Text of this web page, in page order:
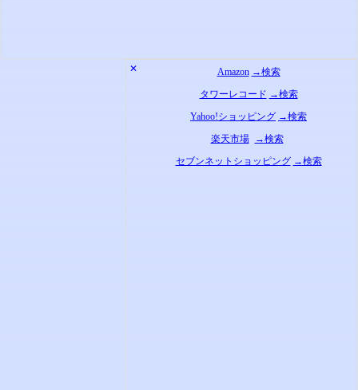
✕ Amazon →検索
タワーレコード →検索
Yahoo!ショッピング →検索
楽天市場
→検索
セブンネットショッピング →検索